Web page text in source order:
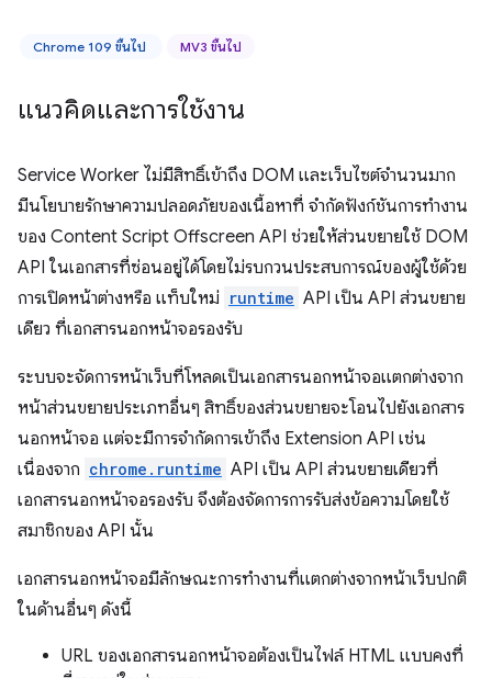
Chrome 109 ขึ้นไป MV3 ขึ้นไป
แนวคิดและการใช้งาน
Service Worker ไม่มีสิทธิ์เข้าถึง DOM และเว็บไซต์จำนวนมาก
มีนโยบายรักษาความปลอดภัยของเนื้อหาที่ จำกัดฟังก์ชันการทำงาน
ของ Content Script Offscreen API ช่วยให้ส่วนขยายใช้ DOM
API ในเอกสารที่ซ่อนอยู่ได้โดยไม่รบกวนประสบการณ์ของผู้ใช้ด้วย
การเปิดหน้าต่างหรือ แท็บใหม่ runtime API เป็น API ส่วนขยาย
เดียว ที่เอกสารนอกหน้าจอรองรับ
ระบบจะจัดการหน้าเว็บที่โหลดเป็นเอกสารนอกหน้าจอแตกต่างจาก
หน้าส่วนขยายประเภทอื่นๆ สิทธิ์ของส่วนขยายจะโอนไปยังเอกสาร
นอกหน้าจอ แต่จะมีการจำกัดการเข้าถึง Extension API เช่น
เนื่องจาก chrome.runtime API เป็น API ส่วนขยายเดียวที่
เอกสารนอกหน้าจอรองรับ จึงต้องจัดการการรับส่งข้อความโดยใช้
สมาชิกของ API นั้น
เอกสารนอกหน้าจอมีลักษณะการทำงานที่แตกต่างจากหน้าเว็บปกติ
ในด้านอื่นๆ ดังนี้
URL ของเอกสารนอกหน้าจอต้องเป็นไฟล์ HTML แบบคงที่